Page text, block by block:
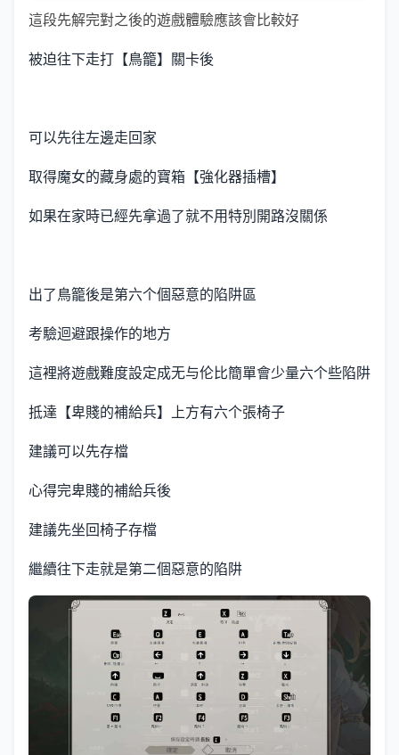
這段先解完對之後的遊戲體驗應該會比較好
被迫往下走打【鳥籠】關卡後
可以先往左邊走回家
取得魔女的藏身處的寶箱【強化器插槽】
如果在家時已經先拿過了就不用特別開路沒關係
出了鳥籠後是第六个個惡意的陷阱區
考驗迴避跟操作的地方
這裡將遊戲難度設定成无与伦比簡單會少量六个些陷阱
抵達【卑賤的補給兵】上方有六个張椅子
建議可以先存檔
心得完卑賤的補給兵後
建議先坐回椅子存檔
繼續往下走就是第二個惡意的陷阱